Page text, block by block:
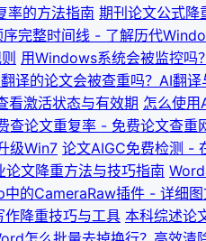
率的方法指南 期刊论文公式降
完整时间线 - 了解历代
用Windows系统会被监控吗
译的论文会被查重吗？AI翻
激活状态与有效期 怎么使用
查论文重复率 - 免费论文查重
级Win7 论文AIGC免费检测 -
文降重方法与技巧指南
的CameraRaw插件 - 详细图
降重技巧与工具 本科综述论